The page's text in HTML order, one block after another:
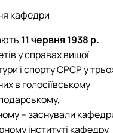
кафедри
11 червня 1938 р.
у справах вищої
і спорту СРСР у
в голосіївському
– заснували
інституті кафедру